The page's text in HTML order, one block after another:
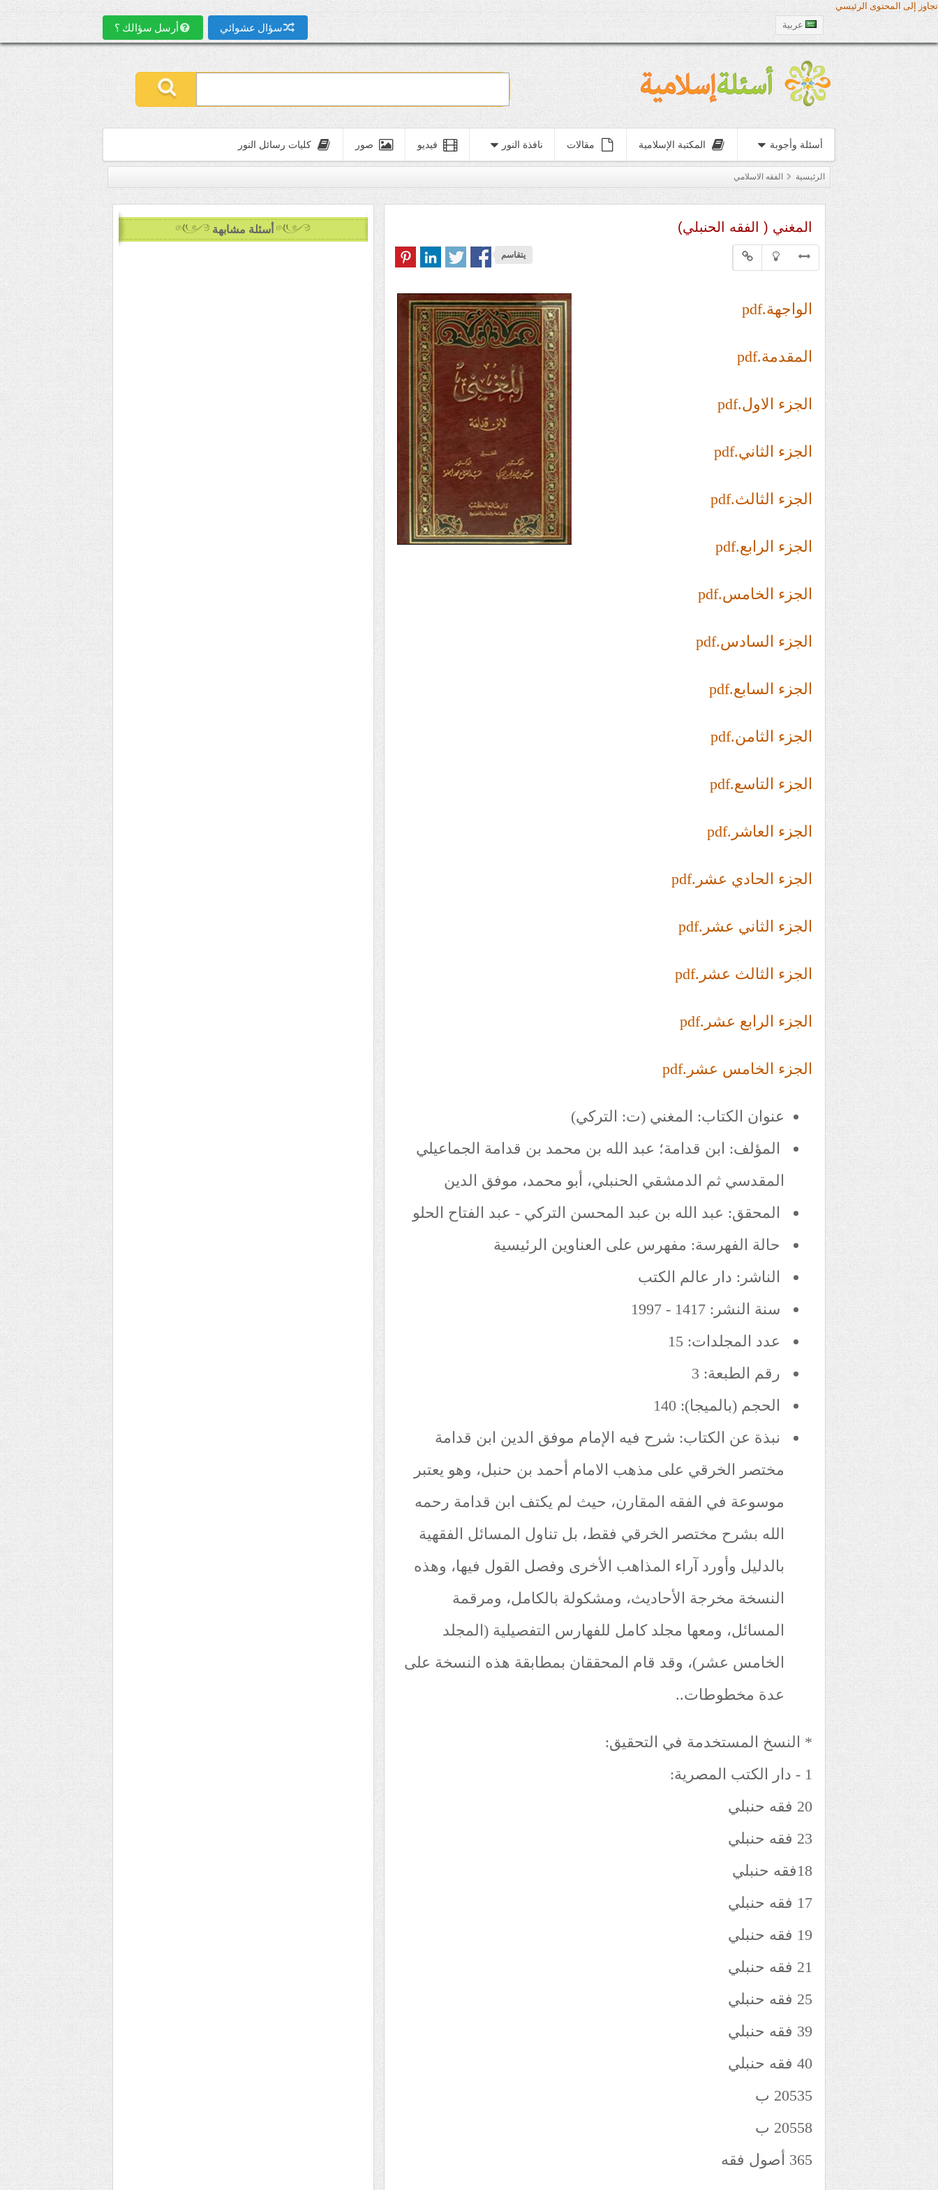
تجاوز إلى المحتوى الرئيسي
عربية
سؤال عشوائي أرسل سؤالك ؟
أسئلة وأجوبة المكتبة الإسلامية مقالات نافذة النور فيديو صور كليات رسائل النور
الرئيسية الفقه الاسلامي
المغني ( الفقه الحنبلي)
يتقاسم
الواجهة.pdf
المقدمة.pdf
الجزء الاول.pdf
الجزء الثاني.pdf
الجزء الثالث.pdf
الجزء الرابع.pdf
الجزء الخامس.pdf
الجزء السادس.pdf
الجزء السابع.pdf
الجزء الثامن.pdf
الجزء التاسع.pdf
الجزء العاشر.pdf
الجزء الحادي عشر.pdf
الجزء الثاني عشر.pdf
الجزء الثالث عشر.pdf
الجزء الرابع عشر.pdf
الجزء الخامس عشر.pdf
عنوان الكتاب: المغني (ت: التركي)
المؤلف: ابن قدامة؛ عبد الله بن محمد بن قدامة الجماعيلي
المقدسي ثم الدمشقي الحنبلي، أبو محمد، موفق الدين
المحقق: عبد الله بن عبد المحسن التركي - عبد الفتاح الحلو
حالة الفهرسة: مفهرس على العناوين الرئيسية
الناشر: دار عالم الكتب
سنة النشر: 1417 - 1997
عدد المجلدات: 15
رقم الطبعة: 3
الحجم (بالميجا): 140
نبذة عن الكتاب: شرح فيه الإمام موفق الدين ابن قدامة
مختصر الخرقي على مذهب الامام أحمد بن حنبل، وهو يعتبر
موسوعة في الفقه المقارن، حيث لم يكتف ابن قدامة رحمه
الله بشرح مختصر الخرقي فقط، بل تناول المسائل الفقهية
بالدليل وأورد آراء المذاهب الأخرى وفصل القول فيها، وهذه
النسخة مخرجة الأحاديث، ومشكولة بالكامل، ومرقمة
المسائل، ومعها مجلد كامل للفهارس التفصيلية (المجلد
الخامس عشر)، وقد قام المحققان بمطابقة هذه النسخة على
عدة مخطوطات..
* النسخ المستخدمة في التحقيق:
1 - دار الكتب المصرية:
20 فقه حنبلي
23 فقه حنبلي
18فقه حنبلي
17 فقه حنبلي
19 فقه حنبلي
21 فقه حنبلي
25 فقه حنبلي
39 فقه حنبلي
40 فقه حنبلي
20535 ب
20558 ب
365 أصول فقه
أسئلة مشابهة